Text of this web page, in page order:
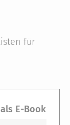
für
E-Book